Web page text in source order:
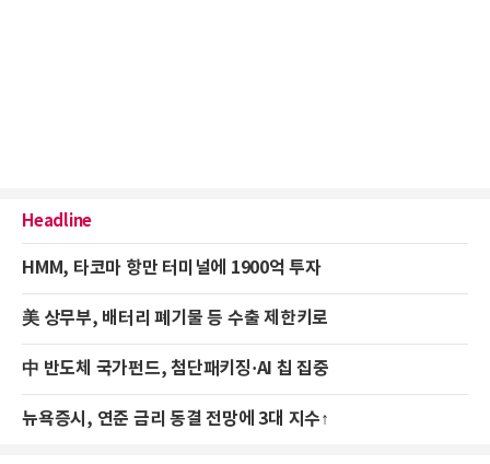
Headline
HMM, 타코마 항만 터미널에 1900억 투자
美 상무부, 배터리 폐기물 등 수출 제한키로
中 반도체 국가펀드, 첨단패키징·AI 칩 집중
뉴욕증시, 연준 금리 동결 전망에 3대 지수↑